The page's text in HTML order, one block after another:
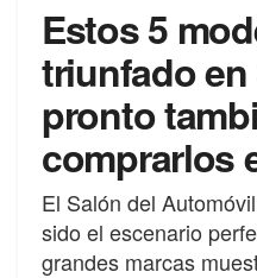
Estos 5
triunfado
pronto
comprarlos
El Salón del
sido el escenario
grandes marcas